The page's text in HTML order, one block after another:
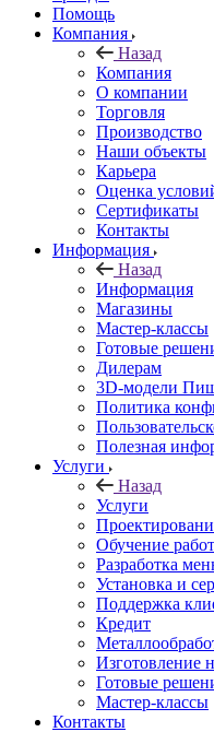
Помощь
Компания
Назад
Компания
О компании
Торговля
Производство
Наши объекты
Карьера
Оценка
Сертификаты
Контакты
Информация
Назад
Информация
Магазины
Мастер-классы
Готовые
Дилерам
3D-модели
Политика
Полезная
Услуги
Назад
Услуги
Обучение
Разработка
Установка и
Поддержка
Кредит
Изготовление
Готовые
Мастер-классы
Контакты